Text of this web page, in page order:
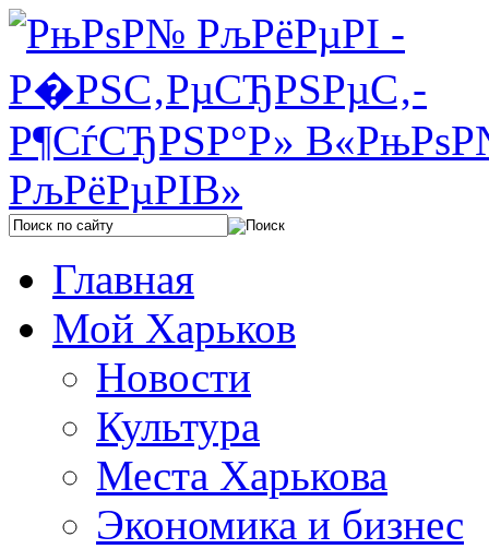
Главная
Мой Харьков
Новости
Культура
Места Харькова
Экономика и бизнес